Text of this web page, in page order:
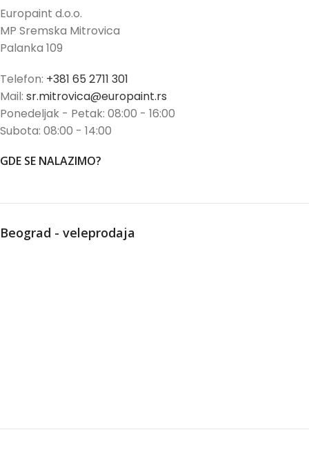
Europaint d.o.o.
MP Sremska Mitrovica
Palanka 109
Telefon: +381 65 2711 301
Mail: sr.mitrovica@europaint.rs
Ponedeljak - Petak: 08:00 - 16:00
Subota: 08:00 - 14:00
GDE SE NALAZIMO?
Beograd - veleprodaja